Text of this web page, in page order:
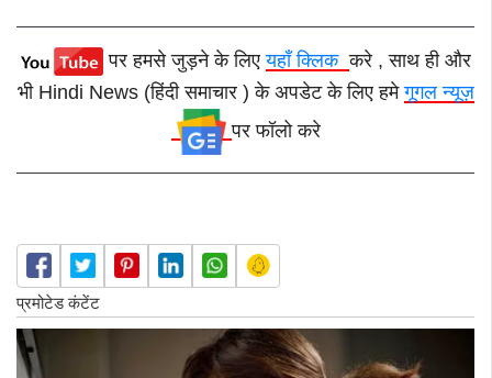
पर हमसे जुड़ने के लिएयहाँ क्लिककरे , साथ ही और
भी Hindi News (हिंदी समाचार ) के अपडेट के लिए हमेगूगल न्यूज़
पर फॉलो करे